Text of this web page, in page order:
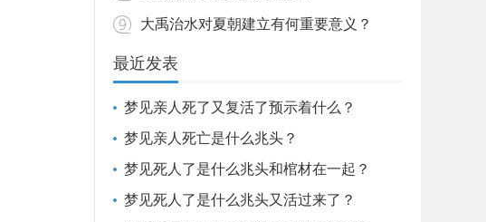
大禹治水对夏朝建立有何重要意义？
最近发表
梦见亲人死了又复活了预示着什么？
梦见亲人死亡是什么兆头？
梦见死人了是什么兆头和棺材在一起？
梦见死人了是什么兆头又活过来了？